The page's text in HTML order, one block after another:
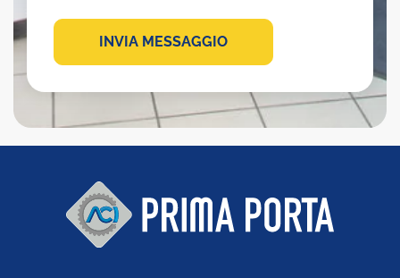
INVIA MESSAGGIO